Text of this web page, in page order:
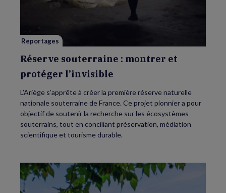
montrer
et
protéger
Reportages
Réserve souterraine : montrer et
protéger l’invisible
L’Ariège s’apprête à créer la première réserve naturelle
nationale souterraine de France. Ce projet pionnier a pour
objectif de soutenir la recherche sur les écosystèmes
souterrains, tout en conciliant préservation, médiation
scientifique et tourisme durable.